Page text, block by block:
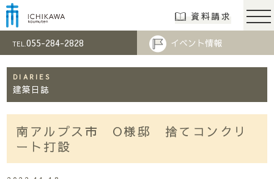
市川工務店 | らしさ
資料請求
TEL.055-284-2828 イベント情報
DIARIES
建築日誌
南アルプス市 O様邸 捨てコンクリ
ート打設